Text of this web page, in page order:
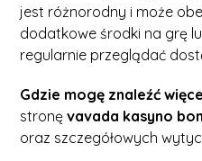
jest różnorodny i może
dodatkowe środki na grę
regularnie przeglądać
Gdzie mogę znaleźć
stronęvavada kasyno
oraz szczegółowych